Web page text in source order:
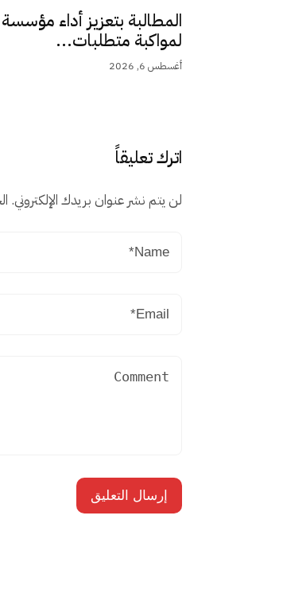
المطالبة بتعزيز أداء
لمواكبة متطلبات...
أغسطس 6, 2026
اترك تعليقاً
لن يتم نشر عنوان بريدك الإلكتروني.